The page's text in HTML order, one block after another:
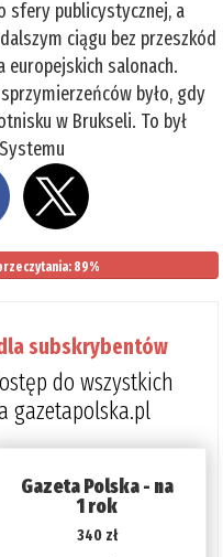
sfery publicystycznej, a
ciągu bez przeszkód
europejskich salonach.
było, gdy
w Brukseli. To był
89%
subskrybentów
do wszystkich
gazetapolska.pl
Gazeta Polska - na
1 rok
340 zł